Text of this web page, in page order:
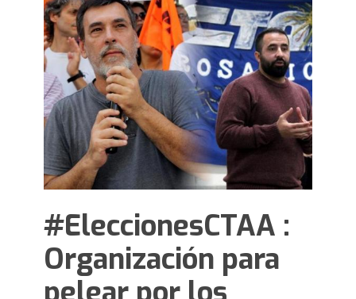
#EleccionesCTAA :
Organización para